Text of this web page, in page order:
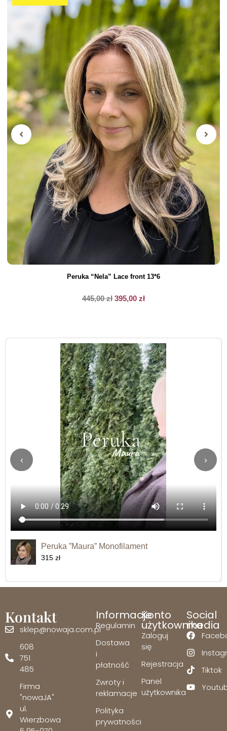
Peruka “Nela” Lace front 13*6
445,00zł 395,00 zł
‹ ›
Peruka ”Maura” Monofilament
315 zł
Kontakt
sklep@nowaja.com.pl
608
751
485
Firma
"nowaJA"
ul.
Wierzbowa
Informacje
Regulamin
Dostawa
i
płatność
Zwroty i
reklamacje
Polityka
prywatności
Konto
użytkownika
Zaloguj
się
Rejestracja
Panel
użytkownika
Social
media
Tiktok